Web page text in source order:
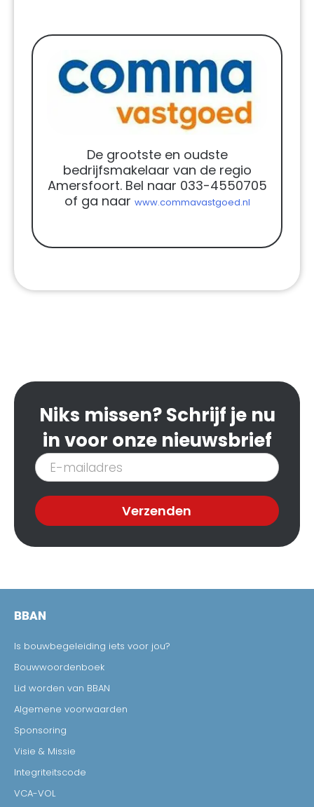
De grootste en oudste
bedrijfsmakelaar van de regio
Amersfoort. Bel naar 033-4550705
of ga naar www.commavastgoed.nl
Niks missen? Schrijf je nu
in voor onze nieuwsbrief
Inschrijven
nieuwsbrief
Verzenden
BBAN
Is bouwbegeleiding iets voor jou?
Bouwwoordenboek
Lid worden van BBAN
Algemene voorwaarden
Sponsoring
Visie & Missie
Integriteitscode
VCA-VOL